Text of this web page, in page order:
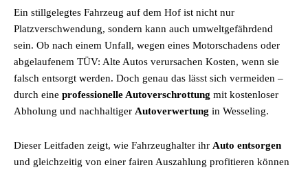
Ein stillgelegtes Fahrzeug auf dem Hof ist nicht nur
Platzverschwendung, sondern kann auch umweltgefährdend
sein. Ob nach einem Unfall, wegen eines Motorschadens oder
abgelaufenem TÜV: Alte Autos verursachen Kosten, wenn sie
falsch entsorgt werden. Doch genau das lässt sich vermeiden –
durch eine professionelle Autoverschrottung mit kostenloser
Abholung und nachhaltiger Autoverwertung in Wesseling.
Dieser Leitfaden zeigt, wie Fahrzeughalter ihr Auto entsorgen
und gleichzeitig von einer fairen Auszahlung profitieren können